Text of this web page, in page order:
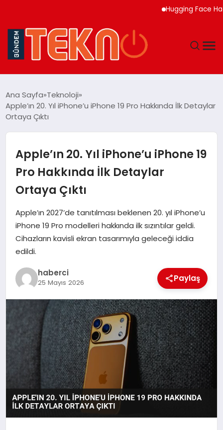
Hugging Face
GÜNDEM
EĞITIM
EKONOMI
MAGAZIN
SAĞLIK
SIYASET
YAŞAM
Ana Sayfa Teknoloji
Apple’ın 20. Yıl iPhone’u iPhone 19 Pro Hakkında İlk Detaylar
Ortaya Çıktı
Apple’ın 20. Yıl iPhone’u iPhone 19
Pro Hakkında İlk Detaylar
Ortaya Çıktı
Apple’ın 2027’de tanıtılması beklenen 20. yıl iPhone’u
iPhone 19 Pro modelleri hakkında ilk sızıntılar geldi.
Cihazların kavisli ekran tasarımıyla geleceği iddia
edildi.
haberci
25 Mayıs 2026 Paylaş